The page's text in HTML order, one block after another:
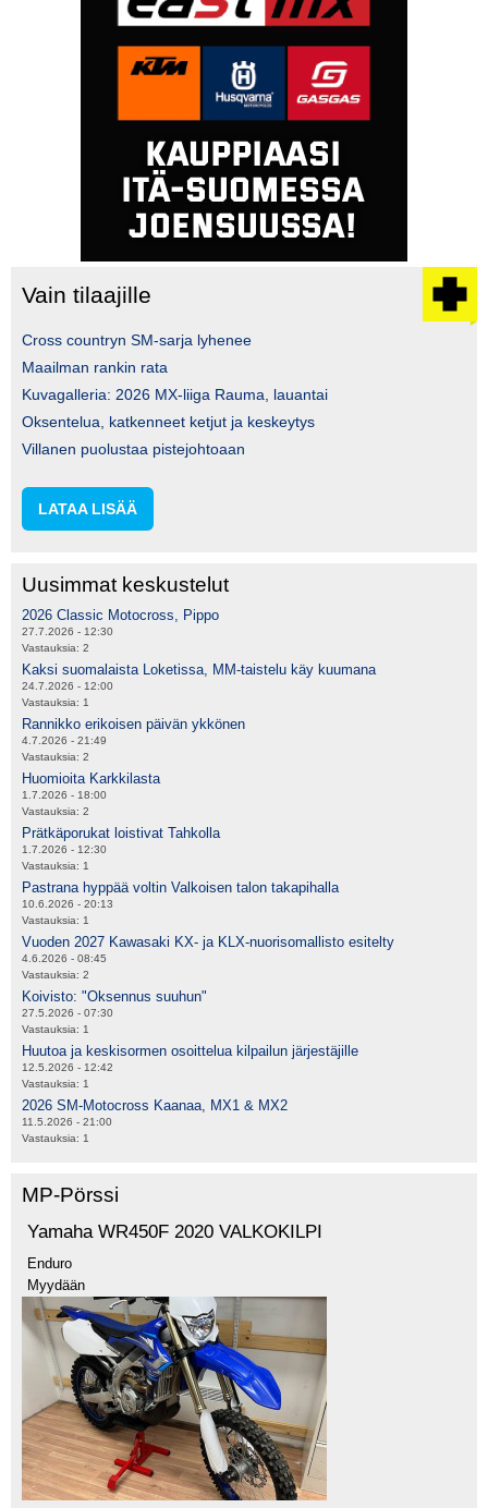
Vain tilaajille
Cross countryn SM-sarja lyhenee
Maailman rankin rata
Kuvagalleria: 2026 MX-liiga Rauma, lauantai
Oksentelua, katkenneet ketjut ja keskeytys
Villanen puolustaa pistejohtoaan
LATAA LISÄÄ
Uusimmat keskustelut
2026 Classic Motocross, Pippo
27.7.2026 - 12:30
Vastauksia: 2
Kaksi suomalaista Loketissa, MM-taistelu käy kuumana
24.7.2026 - 12:00
Vastauksia: 1
Rannikko erikoisen päivän ykkönen
4.7.2026 - 21:49
Vastauksia: 2
Huomioita Karkkilasta
1.7.2026 - 18:00
Vastauksia: 2
Prätkäporukat loistivat Tahkolla
1.7.2026 - 12:30
Vastauksia: 1
Pastrana hyppää voltin Valkoisen talon takapihalla
10.6.2026 - 20:13
Vastauksia: 1
Vuoden 2027 Kawasaki KX- ja KLX-nuorisomallisto esitelty
4.6.2026 - 08:45
Vastauksia: 2
Koivisto: "Oksennus suuhun"
27.5.2026 - 07:30
Vastauksia: 1
Huutoa ja keskisormen osoittelua kilpailun järjestäjille
12.5.2026 - 12:42
Vastauksia: 1
2026 SM-Motocross Kaanaa, MX1 & MX2
11.5.2026 - 21:00
Vastauksia: 1
MP-Pörssi
Yamaha WR450F 2020 VALKOKILPI
Enduro
Myydään